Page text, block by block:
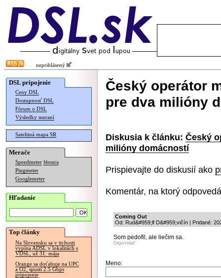
neprihlásený
DSL pripojenie
Ceny DSL
Dostupnosť DSL
Fórum o DSL
Výsledky meraní
Satelitná mapa SR
Merače
Speedmeter Merania
Pingmeter
Googlemeter
Hľadanie
Top články
Na Slovensku sa v tichosti
vypína ADSL v lokalitách s
VDSL, už 31. mája
Orange sa doťahuje na UPC
a O2, spustí 2.5 Gbps
pripojenie
Český operátor
pre dva milióny
Diskusia k článku: Český
milióny domácností
Prispievajte do diskusií ako
Komentár, na ktorý
Coming Out
Od: Rud&#959;lf D&#959;vičín | Pridané:
Som pedofil, ale liečim sa.
Odpovedať
Meno: